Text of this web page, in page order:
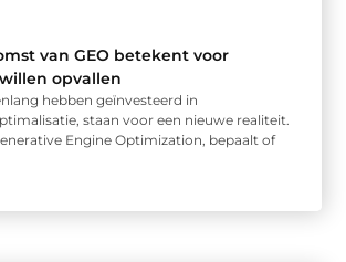
van GEO betekent voor
opvallen
hebben geïnvesteerd in
staan voor een nieuwe realiteit.
Engine Optimization, bepaalt of